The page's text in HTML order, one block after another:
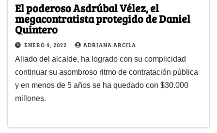
El poderoso Asdrúbal Vélez, el
megacontratista protegido de Daniel
Quintero
ENERO 9, 2022 ADRIANA ARCILA
Aliado del alcalde, ha logrado con su complicidad
continuar su asombroso ritmo de contratación pública
y en menos de 5 años se ha quedado con $30.000
millones.